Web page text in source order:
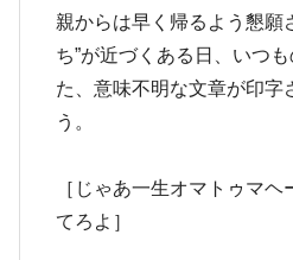
親からは早く帰るよう懇願
ち”が近づくある日、いつ
た、意味不明な文章が印字
う。
［じゃあ一生オマトゥマ
てろよ］